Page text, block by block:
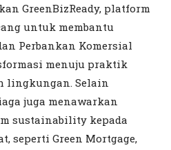
GreenBizReady, platform
untuk membantu
Perbankan Komersial
menuju praktik
lingkungan. Selain
juga menawarkan
sustainability kepada
seperti Green Mortgage,